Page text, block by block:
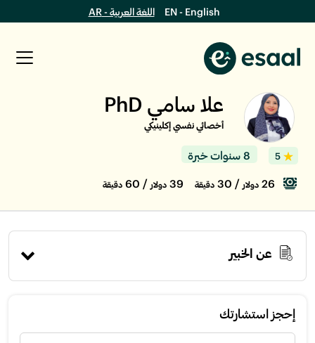
EN - English اللغة العربية - AR
علا سامي PhD
أخصائي نفسي إكلينيكي
5 8 سنوات خبرة
26 دولار / 30 دقيقة دولار / 60 دقيقة
عن الخبير
إحجز استشارتك